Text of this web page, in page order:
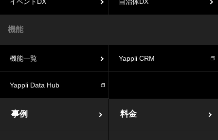
事例 料金
機能
機能一覧 Yappli CRM
Yappli Data Hub